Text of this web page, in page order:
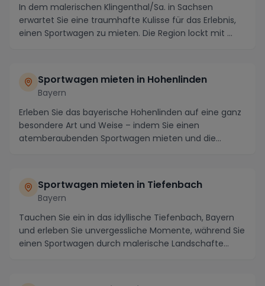
In dem malerischen Klingenthal/Sa. in Sachsen
erwartet Sie eine traumhafte Kulisse für das Erlebnis,
einen Sportwagen zu mieten. Die Region lockt mit ...
Sportwagen mieten in Hohenlinden
Bayern
Erleben Sie das bayerische Hohenlinden auf eine ganz
besondere Art und Weise – indem Sie einen
atemberaubenden Sportwagen mieten und die
Sportwagen mieten in Tiefenbach
Bayern
Tauchen Sie ein in das idyllische Tiefenbach, Bayern
und erleben Sie unvergessliche Momente, während Sie
einen Sportwagen durch malerische Landschafte...